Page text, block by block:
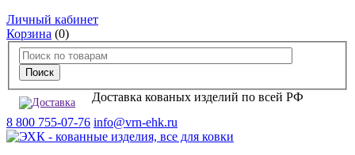
Личный кабинет
Корзина (0)
Доставка кованых изделий по всей РФ
8 800 755-07-76 info@vrn-ehk.ru